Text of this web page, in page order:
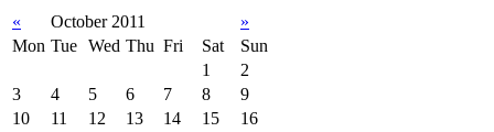
« October 2011
»
Mon Tue Wed Thu Fri Sat
Sun
1
2
3
4 5 6 7 8
9
10
11 12 13 14 15
16